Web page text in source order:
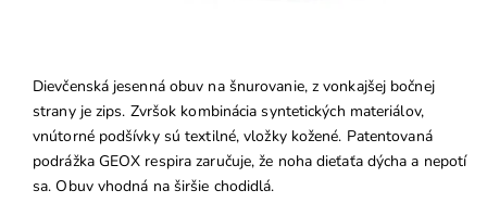
Dievčenská jesenná obuv na šnurovanie, z vonkajšej bočnej
strany je zips. Zvršok kombinácia syntetických materiálov,
vnútorné podšívky sú textilné, vložky kožené. Patentovaná
podrážka GEOX respira zaručuje, že noha dieťaťa dýcha a nepotí
sa. Obuv vhodná na širšie chodidlá.